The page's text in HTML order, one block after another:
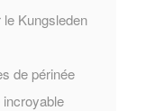
le Kungsleden
de périnée